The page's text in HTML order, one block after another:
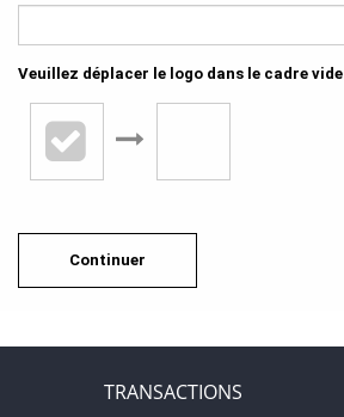
Veuillez déplacer le logo dans le cadre vide
Continuer
TRANSACTIONS